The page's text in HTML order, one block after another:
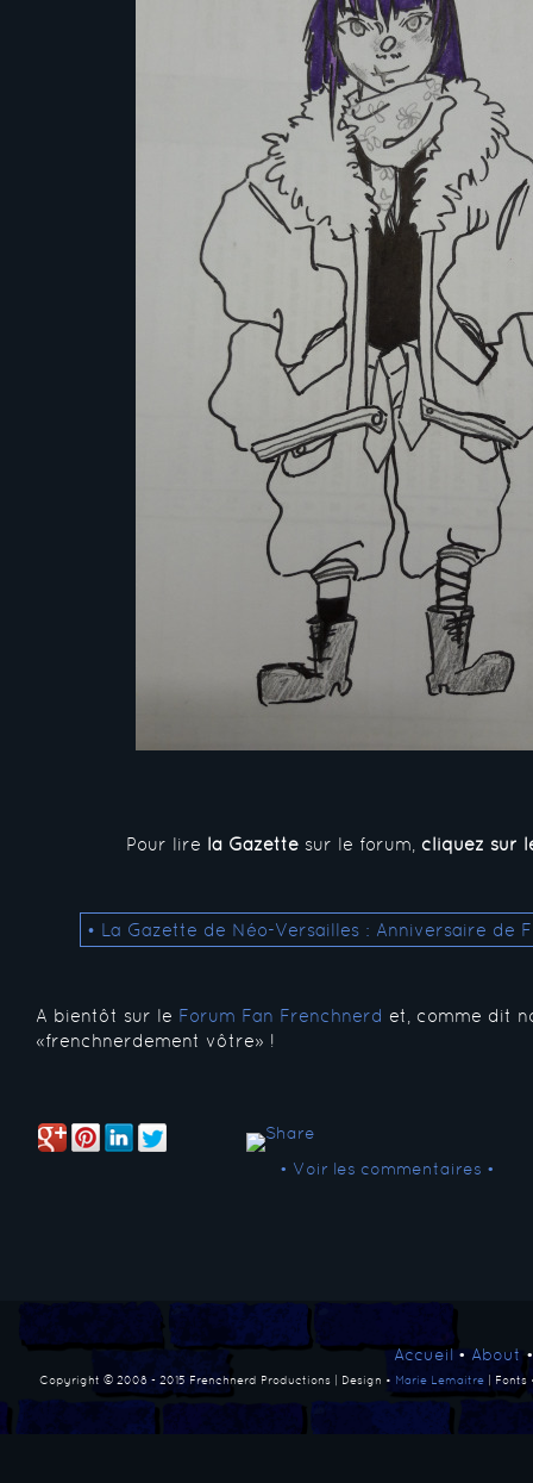
Pour lire la Gazettesur le forum, cliquez sur
• La Gazette de Néo-Versailles : Anniversaire de
A bientôt sur le Forum Fan Frenchnerd et, comme dit
«frenchnerdement vôtre» !
• Voir les commentaires •
Accueil• About
Copyright © 2008 - 2015 Frenchnerd Productions | Design • Marie Lemaitre | Fonts